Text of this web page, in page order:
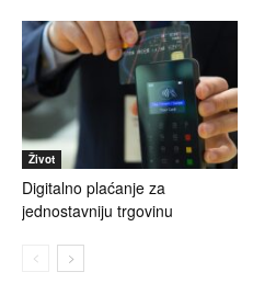
Život
Digitalno plaćanje za
jednostavniju trgovinu